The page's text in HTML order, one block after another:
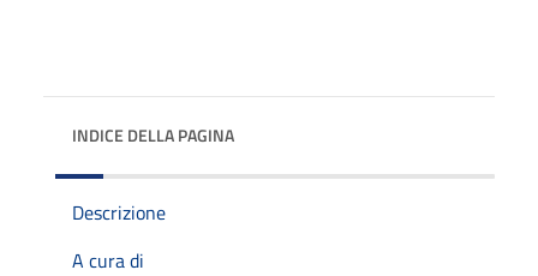
INDICE DELLA PAGINA
Descrizione
A cura di